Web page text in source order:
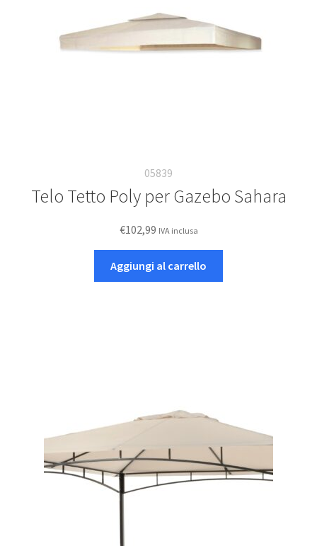
05839
Telo Tetto Poly per Gazebo Sahara
€102,99 IVA inclusa
Aggiungi al carrello